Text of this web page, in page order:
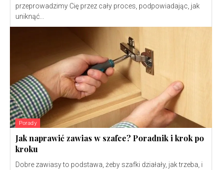
przeprowadzimy Cię przez cały proces, podpowiadając, jak
uniknąć...
Porady
Jak naprawić zawias w szafce? Poradnik i krok po
kroku
Dobre zawiasy to podstawa, żeby szafki działały, jak trzeba, i